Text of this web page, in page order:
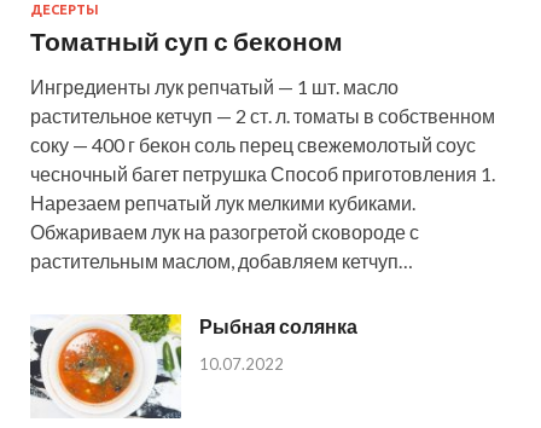
ДЕСЕРТЫ
Томатный суп с беконом
Ингредиенты лук репчатый — 1 шт. масло
растительное кетчуп — 2 ст. л. томаты в собственном
соку — 400 г бекон соль перец свежемолотый соус
чесночный багет петрушка Способ приготовления 1.
Нарезаем репчатый лук мелкими кубиками.
Обжариваем лук на разогретой сковороде с
растительным маслом, добавляем кетчуп…
Рыбная солянка
10.07.2022